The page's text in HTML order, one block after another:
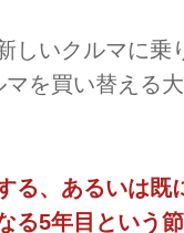
しいクルマに乗
を買い替える
る、あるいは既
る5年目という